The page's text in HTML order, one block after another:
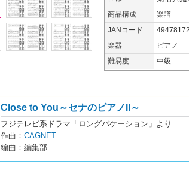
商品構成
楽譜
JANコード
楽器
ピアノ
難易度
中級
Close to You～セナのピアノII～
フジテレビ系ドラマ「ロングバケーション」より
作曲： CAGNET
編曲：編集部